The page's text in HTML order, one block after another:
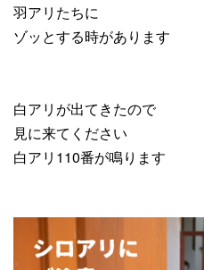
羽アリたちに
ゾッとする時があります
白アリが出てきたので
見に来てください
白アリ110番が鳴ります